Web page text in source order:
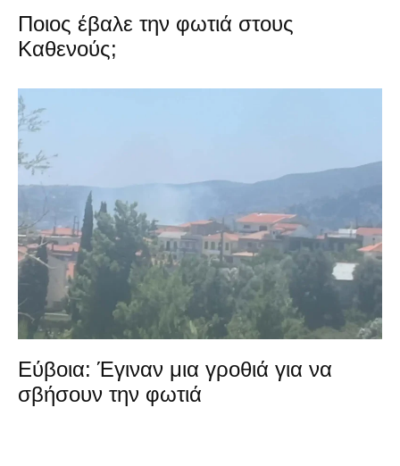
Ποιος έβαλε την φωτιά στους
Καθενούς;
Εύβοια: Έγιναν μια γροθιά για να
σβήσουν την φωτιά